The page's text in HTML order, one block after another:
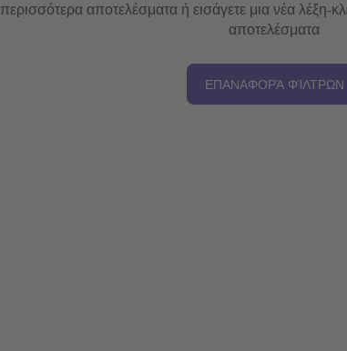
περισσότερα αποτελέσματα ή εισάγετε μια νέα λέξη-
αποτελέσματα
ΕΠΑΝΑΦΟΡΆ ΦΊΛΤΡΩΝ